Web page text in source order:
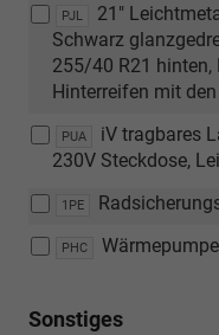
PJL
21"
Schwarz
255/40 R21 hinten,
Hinterreifen mit
PUA
iV tragbares
230V Steckdose,
1PE
PHC Wärmepumpe
Sonstiges